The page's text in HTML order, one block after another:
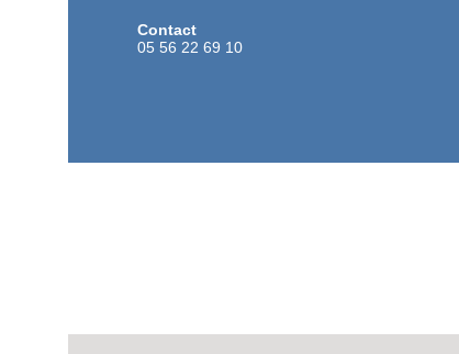
Contact
05 56 22 69 10